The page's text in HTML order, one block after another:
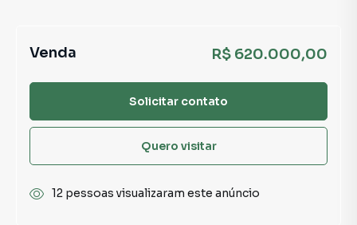
Venda R$ 620.000,00
Solicitar contato
Quero visitar
12 pessoas visualizaram este anúncio